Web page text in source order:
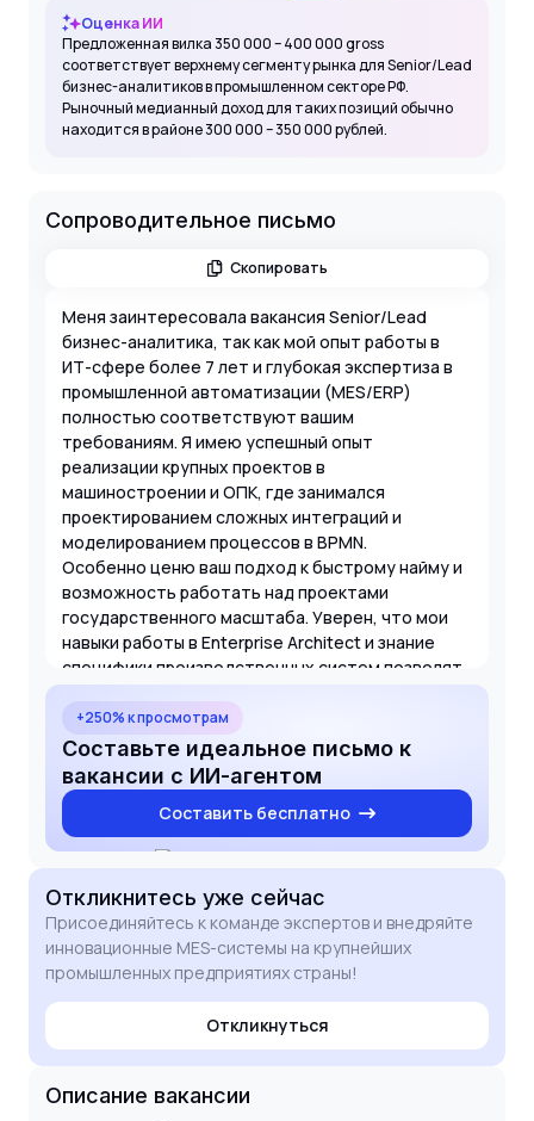
Оценка ИИ
Предложенная вилка 350 000 – 400 000 gross
соответствует верхнему сегменту рынка для Senior/Lead
бизнес-аналитиков в промышленном секторе РФ.
Рыночный медианный доход для таких позиций обычно
находится в районе 300 000 – 350 000 рублей.
Сопроводительное письмо
Скопировать
Меня заинтересовала вакансия Senior/Lead
бизнес-аналитика, так как мой опыт работы в
ИТ-сфере более 7 лет и глубокая экспертиза в
промышленной автоматизации (MES/ERP)
полностью соответствуют вашим
требованиям. Я имею успешный опыт
реализации крупных проектов в
машиностроении и ОПК, где занимался
проектированием сложных интеграций и
моделированием процессов в BPMN.
Особенно ценю ваш подход к быстрому найму и
возможность работать над проектами
государственного масштаба. Уверен, что мои
навыки работы в Enterprise Architect и знание
специфики производственных систем позволят
мне эффективно включиться в работу и
принести пользу вашему интегратору с первых
недель.
+250% к просмотрам
Составьте идеальное письмо к
вакансии с ИИ-агентом
Составить бесплатно
Откликнитесь уже сейчас
Присоединяйтесь к команде экспертов и внедряйте
инновационные MES-системы на крупнейших
промышленных предприятиях страны!
Откликнуться
Описание вакансии